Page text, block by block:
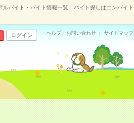
ルバイト・バイト情報一覧｜バイト探しはエンバイト
ログイン ヘルプ・お問い合わせ サイトマップ